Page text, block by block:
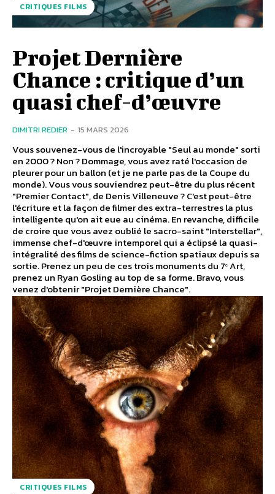
CRITIQUES FILMS
Projet Dernière
Chance : critique d’un
quasi chef-d’œuvre
DIMITRI REDIER - 15 MARS 2026
Vous souvenez-vous de l'incroyable "Seul au monde" sorti
en 2000 ? Non ? Dommage, vous avez raté l'occasion de
pleurer pour un ballon (et je ne parle pas de la Coupe du
monde). Vous vous souviendrez peut-être du plus récent
"Premier Contact", de Denis Villeneuve ? C'est peut-être
l'écriture et la façon de filmer des extra-terrestres la plus
intelligente qu'on ait eue au cinéma. En revanche, difficile
de croire que vous avez oublié le sacro-saint "Interstellar",
immense chef-d'œuvre intemporel qui a éclipsé la quasi-
intégralité des films de science-fiction spatiaux depuis sa
sortie. Prenez un peu de ces trois monuments du 7ᵉ Art,
prenez un Ryan Gosling au top de sa forme. Bravo, vous
venez d'obtenir "Projet Dernière Chance".
CRITIQUES FILMS